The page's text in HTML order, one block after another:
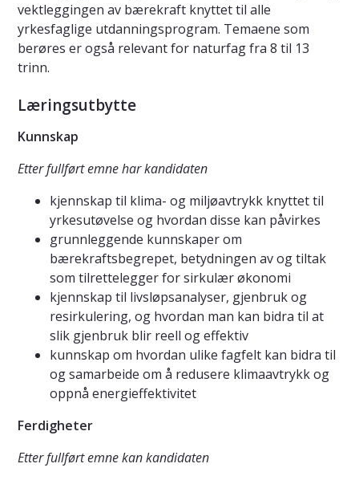
vektleggingen av bærekraft knyttet til alle
yrkesfaglige utdanningsprogram. Temaene som
berøres er også relevant for naturfag fra 8 til 13
trinn.
Læringsutbytte
Kunnskap
Etter fullført emne har kandidaten
kjennskap til klima- og miljøavtrykk knyttet til
yrkesutøvelse og hvordan disse kan påvirkes
grunnleggende kunnskaper om
bærekraftsbegrepet, betydningen av og tiltak
som tilrettelegger for sirkulær økonomi
kjennskap til livsløpsanalyser, gjenbruk og
resirkulering, og hvordan man kan bidra til at
slik gjenbruk blir reell og effektiv
kunnskap om hvordan ulike fagfelt kan bidra til
og samarbeide om å redusere klimaavtrykk og
oppnå energieffektivitet
Ferdigheter
Etter fullført emne kan kandidaten